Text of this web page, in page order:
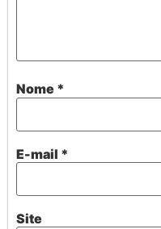
Nome *
E-mail *
Site